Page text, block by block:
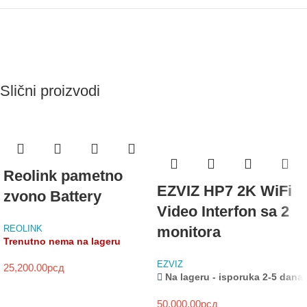
Slični proizvodi
Reolink pametno
zvono Battery
REOLINK
Trenutno nema na lageru
25,200.00рсд
EZVIZ HP7 2K WiFi
Video Interfon sa 2
monitora
EZVIZ
Na lageru - isporuka 2-5 dana
50,000.00рсд